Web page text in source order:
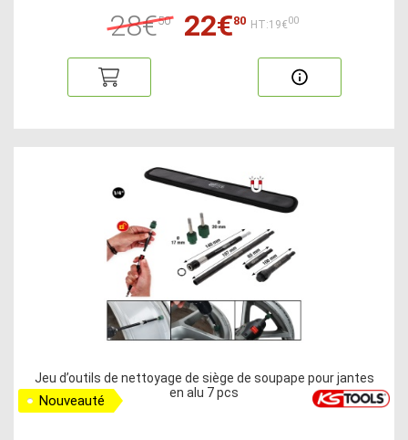
28€50 22€80 HT:19€00
Jeu d’outils de nettoyage de siège de soupape pour jantes
en alu 7 pcs
Nouveauté